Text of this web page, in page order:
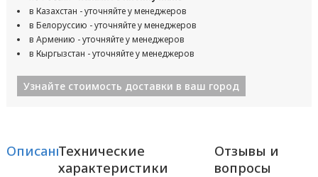
в Казахстан - уточняйте у менеджеров
в Белоруссию - уточняйте у менеджеров
в Армению - уточняйте у менеджеров
в Кыргызстан - уточняйте у менеджеров
Узнайте стоимость доставки в ваш город
ОписаниеТехнические
характеристики
Отзывы и
вопросы